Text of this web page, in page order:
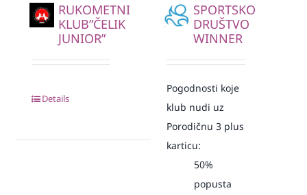
RUKOMETNI
KLUB”ČELIK
JUNIOR”
Details
SPORTSKO
DRUŠTVO
WINNER
Pogodnosti koje
klub nudi uz
Porodičnu 3 plus
karticu:
50%
popusta